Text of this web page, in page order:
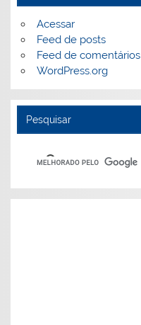
Acessar
Feed de posts
Feed de comentários
WordPress.org
Pesquisar